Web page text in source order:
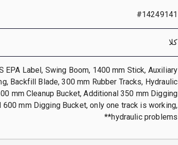
#14249141
كلا
EPA Label, Swing Boom, 1400 mm Stick, Auxiliary
Backfill Blade, 300 mm Rubber Tracks, Hydraulic
mm Cleanup Bucket, Additional 350 mm Digging
600 mm Digging Bucket, only one track is working,
hydraulic problems**